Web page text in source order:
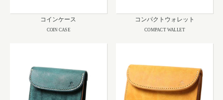
コインケース
COIN CASE
コンパクトウォレット
COMPACT WALLET